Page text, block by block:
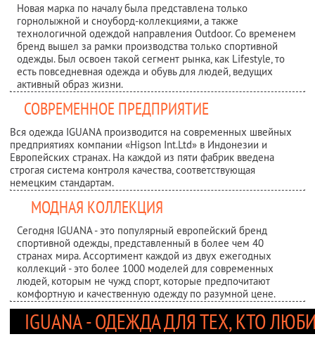
Новая марка по началу была представлена только
горнолыжной и сноуборд-коллекциями, а также
технологичной одеждой направления Outdoor. Со временем
бренд вышел за рамки производства только спортивной
одежды. Был освоен такой сегмент рынка, кaк Lifestyle, то
есть повседневная одежда и обувь для людей, ведущих
активный образ жизни.
СОВРЕМЕННОЕ ПРЕДПРИЯТИЕ
Вся одежда IGUANA производится на современных швейных
предприятиях компании «Higson Int.Ltd» в Индонезии и
Европейских странах. На каждой из пяти фабрик введена
строгая система контроля качества, соответствующая
немецким стандартам.
МОДНАЯ КОЛЛЕКЦИЯ
Сегодня IGUANA - это популярный европейский бренд
спортивной одежды, представленный в более чем 40
странах мира. Ассортимент каждой из двух ежегодных
коллекций - это более 1000 моделей для современных
людей, которым не чужд спорт, которые предпочитают
комфортную и качественную одежду по разумной цене.
IGUANA - ОДЕЖДА ДЛЯ ТЕХ, КТО